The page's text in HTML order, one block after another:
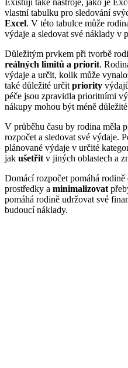
Existují také nástroje, jako je
vlastní tabulku pro sledování
Excel. V této tabulce může
výdaje a sledovat své náklady v
Důležitým prvkem při tvorbě
reálných limitů a priorit.
výdaje a určit, kolik může
také důležité určit priority
péče jsou zpravidla prioritními
nákupy mohou být méně
V průběhu času by rodina měla
rozpočet a sledovat své výdaje.
plánované výdaje v určité
jak ušetřit v jiných oblastech a
Domácí rozpočet pomáhá rodině
prostředky a minimalizovat
pomáhá rodině udržovat své
budoucí náklady.